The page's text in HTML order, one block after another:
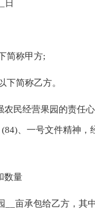
日
简称甲方;
简称乙方。
经营果园的责任心
、一号文件精神
数量
亩承包给乙方，其